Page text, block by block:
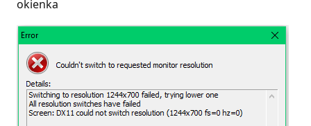
okienka